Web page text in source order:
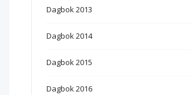
Dagbok 2013
Dagbok 2014
Dagbok 2015
Dagbok 2016